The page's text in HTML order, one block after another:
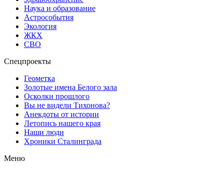
Наука и образование
Астрособытия
Экология
ЖКХ
СВО
Спецпроекты
Геометка
Золотые имена Белого зала
Осколки прошлого
Вы не видели Тихонова?
Анекдоты от истории
Летопись нашего края
Наши люди
Хроники Сталинграда
Меню